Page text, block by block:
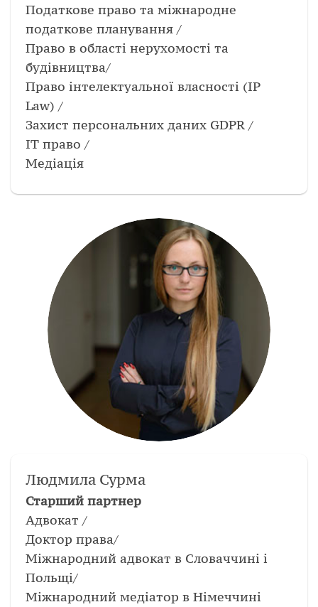
Податкове право та міжнародне
податкове планування /
Право в області нерухомості та
будівництва/
Право інтелектуальної власностi (IP
Law) /
Захист персональних даних GDPR /
ІТ право /
Медіація
Людмила Сурма
Старший партнер
Адвокат /
Доктор права/
Міжнародний адвокат в Словаччині і
Польщі/
Міжнародний медіатор в Німеччині